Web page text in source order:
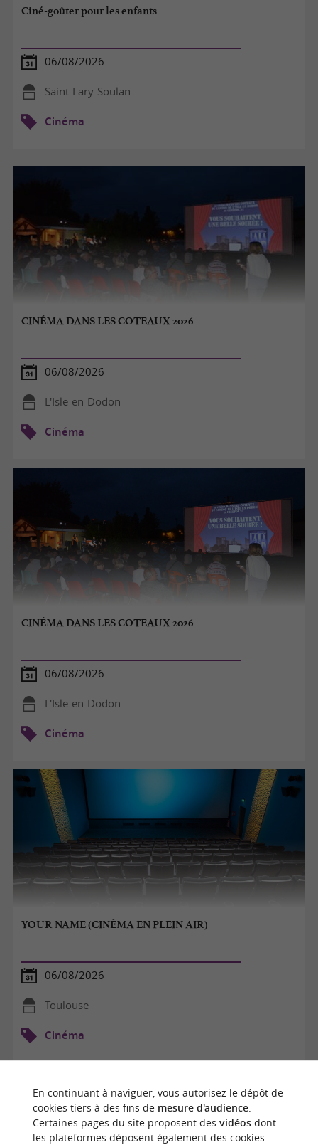
Ciné-goûter pour les enfants
06/08/2026
Saint-Lary-Soulan
Cinéma
CINÉMA DANS LES COTEAUX 2026
06/08/2026
L'Isle-en-Dodon
Cinéma
CINÉMA DANS LES COTEAUX 2026
06/08/2026
L'Isle-en-Dodon
Cinéma
YOUR NAME (CINÉMA EN PLEIN AIR)
06/08/2026
Toulouse
Cinéma
En continuant à naviguer, vous autorisez le dépôt de
cookies tiers à des fins de mesure d'audience.
Certaines pages du site proposent des vidéosdont
les plateformes déposent également des cookies.